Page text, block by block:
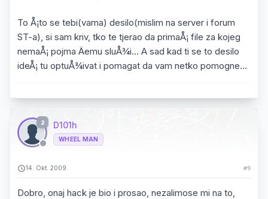
To Å¡to se tebi(vama) desilo(mislim na server i forum
ST-a), si sam kriv, tko te tjerao da primaÅ¡ file za kojeg
nemaÅ¡ pojma Äemu sluÅ¾i... A sad kad ti se to desilo
ideÅ¡ tu optuÅ¾ivat i pomagat da vam netko pomogne...
2 D101h
WHEEL MAN
14. Okt. 2009. #9
Dobro, onaj hack je bio i prosao, nezalimose mi na to,